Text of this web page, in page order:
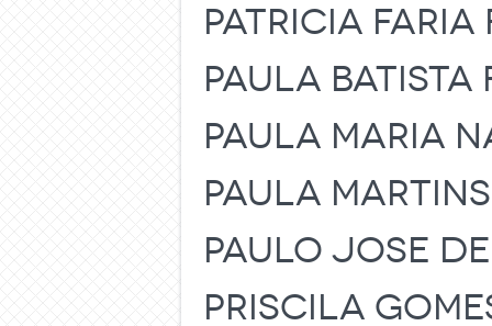
PATRICIA
PAULA BATISTA
PAULA MARIA
PAULA
PAULO JOSE
PRISCILA